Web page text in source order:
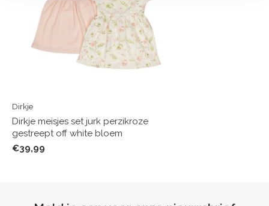
Dirkje
Dirkje meisjes set jurk perzikroze
gestreept off white bloem
€39,99